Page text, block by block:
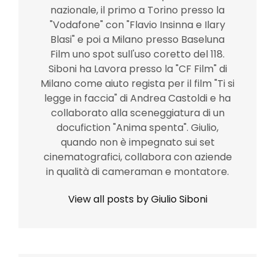
nazionale, il primo a Torino presso la
"Vodafone" con "Flavio Insinna e Ilary
Blasi" e poi a Milano presso Baseluna
Film uno spot sull'uso coretto del 118.
Siboni ha Lavora presso la "CF Film" di
Milano come aiuto regista per il film "Ti si
legge in faccia" di Andrea Castoldi e ha
collaborato alla sceneggiatura di un
docufiction "Anima spenta". Giulio,
quando non è impegnato sui set
cinematografici, collabora con aziende
in qualità di cameraman e montatore.
View all posts by Giulio Siboni